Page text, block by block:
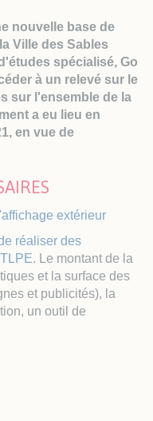
nouvelle base de
Ville des Sables
spécialisé, Go
à un relevé sur le
sur l'ensemble de la
a eu lieu en
en vue de
extérieur
réaliser des
. Le montant de la
et la surface des
et publicités), la
un outil de